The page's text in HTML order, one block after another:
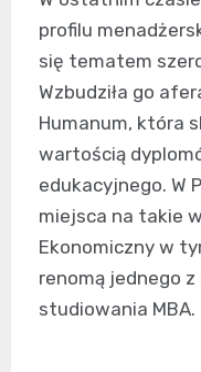
profilu
się tematem
Wzbudziła go
Humanum, która
wartością
edukacyjnego. W
miejsca na takie
Ekonomiczny w
renomą jednego
studiowania MBA.